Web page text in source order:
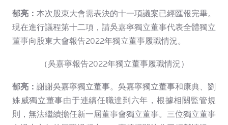
郁亮： 本次股東大會需表決的十一項議案已經匯報完畢。
現在進行議程第十二項，請吳嘉寧獨立董事代表全體獨立
董事向股東大會報告2022年獨立董事履職情況。
（吳嘉寧報告2022年獨立董事履職情況）
郁亮： 謝謝吳嘉寧獨立董事。吳嘉寧獨立董事和康典、劉
姝威獨立董事由于連續任職達到六年，根據相關監管規
則，無法繼續擔任新一屆董事會獨立董事。三位獨立董事